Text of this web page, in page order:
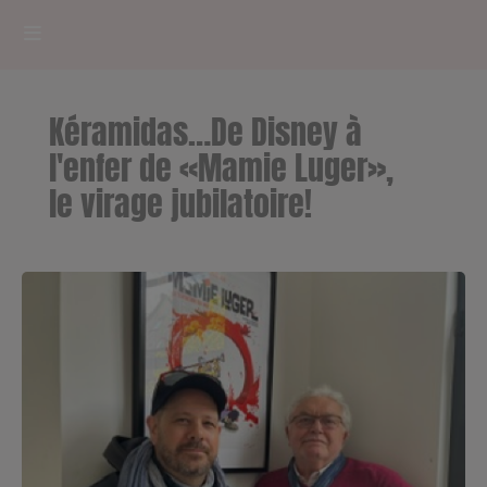
RADIOPLAYER
CK RADIO Line-up
PODCASTS
Cultur'Ciné - Jean Meurice
Kéramidas…De Disney à
l'enfer de «Mamie Luger»,
le virage jubilatoire!